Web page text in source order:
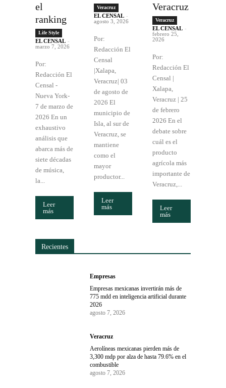
el
ranking
Life Style
EL CENSAL -
marzo 7, 2026
Por:
Redacción El
Censal -
Nueva York-
7 de marzo de
2026 En un
exhaustivo
análisis que
abarca más de
siete décadas
de música,
la...
Leer
más
Veracruz
EL CENSAL -
agosto 3, 2026
Por:
Redacción El
Censal
|Xalapa,
Veracruz| 03
de agosto de
2026 El
municipio de
Isla, al sur de
Veracruz, se
mantiene
como el
mayor
productor...
Leer
más
Veracruz
Veracruz
EL CENSAL -
febrero 25,
2026
Por:
Redacción El
Censal |
Xalapa,
Veracruz | 25
de febrero
2026 En el
debate sobre
cuál es el
producto
agrícola más
importante de
Veracruz,...
Leer
más
Recientes
Empresas
Empresas mexicanas invertirán más de
775 mdd en inteligencia artificial durante
2026
agosto 7, 2026
Veracruz
Aerolíneas mexicanas pierden más de
3,300 mdp por alza de hasta 79.6% en el
combustible
agosto 7, 2026